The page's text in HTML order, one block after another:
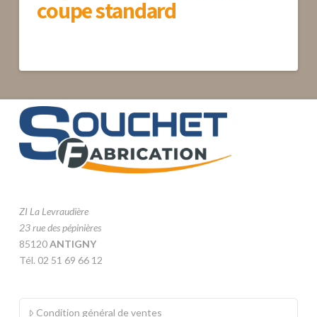
coupe standard
ZI La Levraudière
23 rue des pépinières
85120ANTIGNY
Tél. 02 51 69 66 12
Condition général de ventes